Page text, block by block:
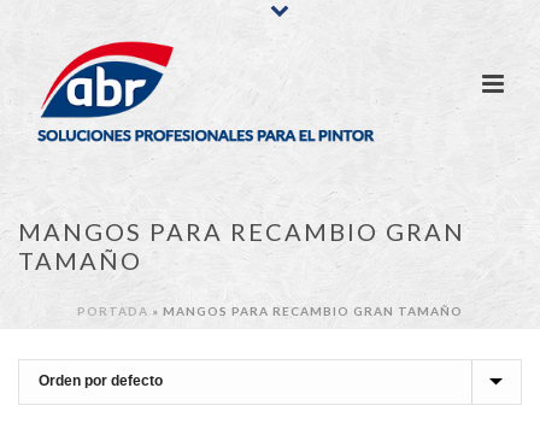
MANGOS PARA RECAMBIO GRAN
TAMAÑO
PORTADA » MANGOS PARA RECAMBIO GRAN TAMAÑO